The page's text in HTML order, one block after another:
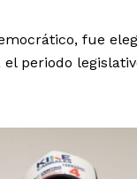
fue
periodo